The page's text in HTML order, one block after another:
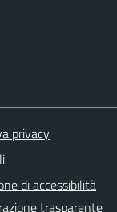
privacy
di accessibilità
trasparente